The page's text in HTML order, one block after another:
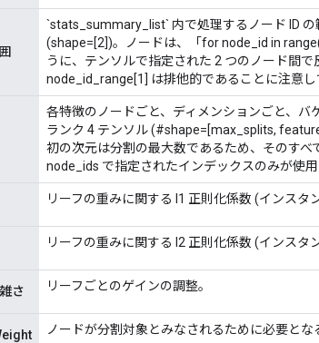
`stats_summary_list` 内で処理するノード ID
(shape=[2])。ノードは、「for node_id in
うに、テンソルで指定された 2 つのノード間
node_id_range[1] は排他的であることに注意し
各特徴のノードごと、ディメンションごと、
ランク 4 テンソル (#shape=[max_splits,
初の次元は分割の最大数であるため、そのすべ
node_ids で指定されたインデックスのみが使用
リーフの重みに関する l1 正則化係数 (インスタ
リーフの重みに関する l2 正則化係数 (インスタ
さ リーフごとのゲインの調整。
ノードが分割対象とみなされるために必要とな